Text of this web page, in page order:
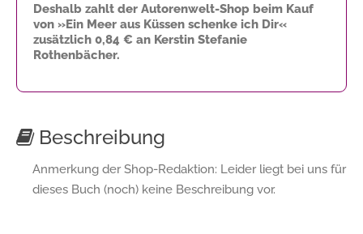
Deshalb zahlt der Autorenwelt-Shop beim Kauf
von »Ein Meer aus Küssen schenke ich Dir«
zusätzlich 0,84 € an Kerstin Stefanie
Rothenbächer.
Beschreibung
Anmerkung der Shop-Redaktion: Leider liegt bei uns für
dieses Buch (noch) keine Beschreibung vor.